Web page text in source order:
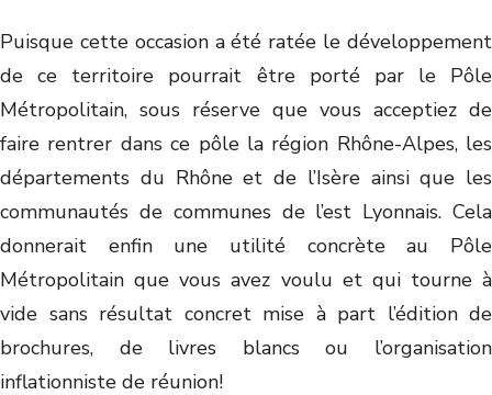
Puisque cette occasion a été ratée le développement
de ce territoire pourrait être porté par le Pôle
Métropolitain, sous réserve que vous acceptiez de
faire rentrer dans ce pôle la région Rhône-Alpes, les
départements du Rhône et de l’Isère ainsi que les
communautés de communes de l’est Lyonnais. Cela
donnerait enfin une utilité concrète au Pôle
Métropolitain que vous avez voulu et qui tourne à
vide sans résultat concret mise à part l’édition de
brochures, de livres blancs ou l’organisation
inflationniste de réunion!